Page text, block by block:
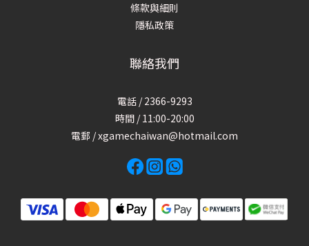
條款與細則
隱私政策
聯絡我們
電話 / 2366-9293
時間 / 11:00-20:00
電郵 / xgamechaiwan@hotmail.com